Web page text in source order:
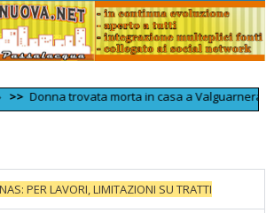
trovata morta in casa a Valguarnera, è il
PER LAVORI, LIMITAZIONI SU TRATTI